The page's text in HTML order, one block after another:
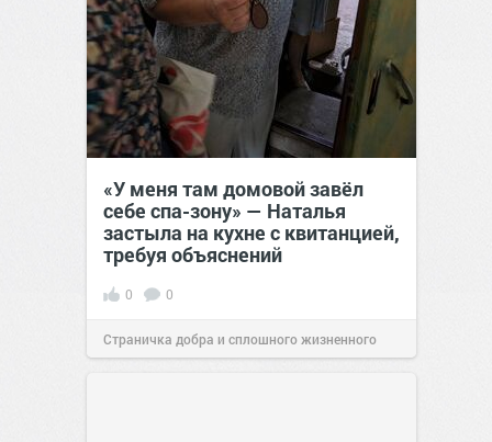
«У меня там домовой завёл
себе спа-зону» — Наталья
застыла на кухне с квитанцией,
требуя объяснений
0 0
Страничка добра и сплошного жизненного